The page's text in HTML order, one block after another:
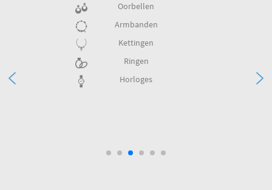
Oorbellen
Armbanden
Kettingen
Ringen
Horloges